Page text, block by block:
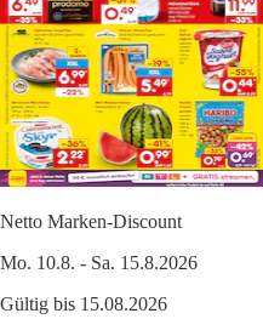
Netto Marken-Discount
Mo. 10.8. - Sa. 15.8.2026
Gültig bis 15.08.2026